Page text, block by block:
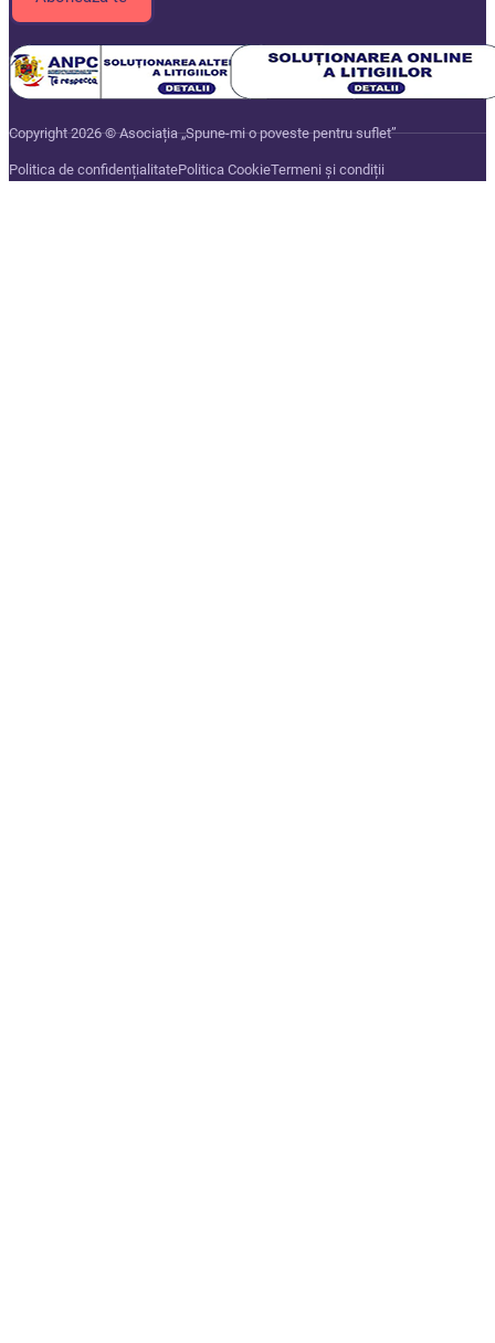
Copyright 2026 © Asociația „Spune-mi o poveste pentru suflet”
Politica de confidențialitatePolitica CookieTermeni și condiții